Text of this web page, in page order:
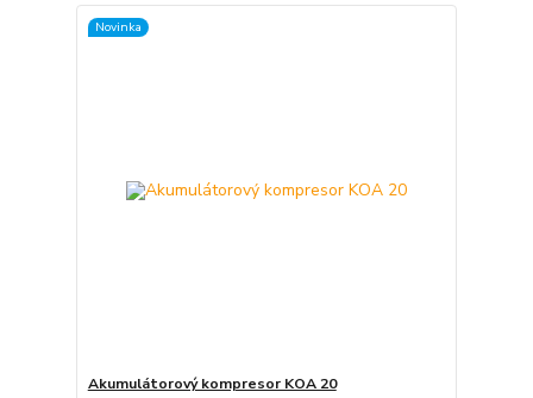
Novinka
Akumulátorový kompresor KOA 20